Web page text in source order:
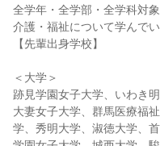
全学年・全学部・全学科対象
介護・福祉について学んで
【先輩出身学校】
＜大学＞
跡見学園女子大学、いわき
大妻女子大学、群馬医療福
学、秀明大学、淑徳大学、